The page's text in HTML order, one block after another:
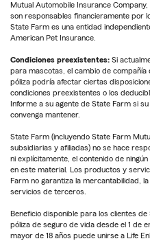
Mutual Automobile Insurance
son responsables financieramente por
State Farm es una entidad
American Pet Insurance.
Condiciones preexistentes: Si
para mascotas, el cambio de
póliza podría afectar ciertas
condiciones preexistentes o los
Informe a su agente de State Farm si
convenga mantener.
State Farm (incluyendo State Farm
subsidiarias y afiliadas) no se hace
ni explícitamente, el contenido de
en este material. Los productos y
Farm no garantiza la mercantabilidad,
servicios de terceros.
Beneficio disponible para los clientes
póliza de seguro de vida desde el 1 de
mayor de 18 años puede unirse a Life